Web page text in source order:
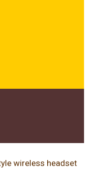
wireless headset